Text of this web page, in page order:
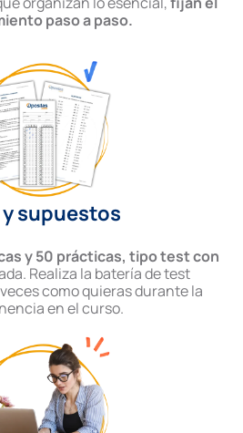
paso a paso.
supuestos
y 50 prácticas, tipo test con
Realiza la batería de test
como quieras durante la
en el curso.